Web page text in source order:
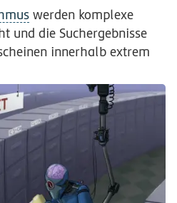
werden komplexe
und die Suchergebnisse
innerhalb extrem